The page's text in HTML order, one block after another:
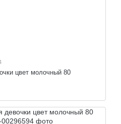
цвет молочный 80